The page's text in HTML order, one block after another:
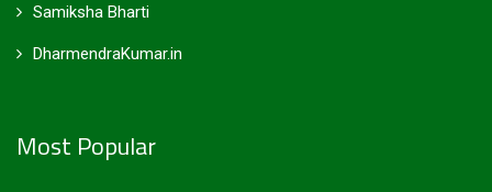
Samiksha Bharti
DharmendraKumar.in
Most Popular